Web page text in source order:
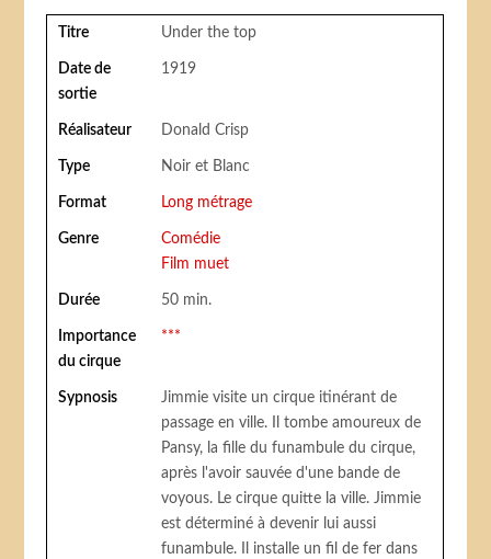
Titre Under the top
Date de
sortie
1919
Réalisateur Donald Crisp
Type Noir et Blanc
Format Long métrage
Genre
Comédie
Film muet
Durée 50 min.
Importance
du cirque
***
Sypnosis
Jimmie visite un cirque itinérant de
passage en ville. Il tombe amoureux de
Pansy, la fille du funambule du cirque,
après l'avoir sauvée d'une bande de
voyous. Le cirque quitte la ville. Jimmie
est déterminé à devenir lui aussi
funambule. Il installe un fil de fer dans